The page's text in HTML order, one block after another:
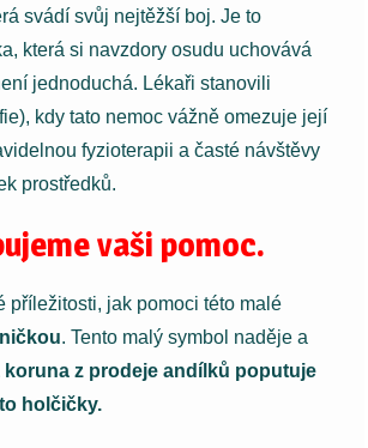
svádí svůj nejtěžší boj. Je to
která si navzdory osudu uchovává
jednoduchá. Lékaři stanovili
kdy tato nemoc vážně omezuje její
fyzioterapii a časté návštěvy
prostředků.
vaši pomoc.
příležitosti, jak pomoci této malé
. Tento malý symbol naděje a
koruna z prodeje andílků poputuje
holčičky.